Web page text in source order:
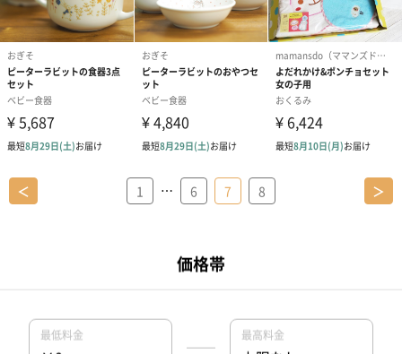
＜ 1 … 6 7 8 ＞